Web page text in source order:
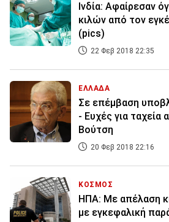
Ινδία: Αφαίρεσαν
κιλών από τον
(pics)
22 Φεβ 2018 22:35
ΕΛΛΑΔΑ
Σε επέμβαση
- Ευχές για
Βούτση
20 Φεβ 2018 22:16
ΚΟΣΜΟΣ
ΗΠΑ: Με απέλαση
με εγκεφαλική